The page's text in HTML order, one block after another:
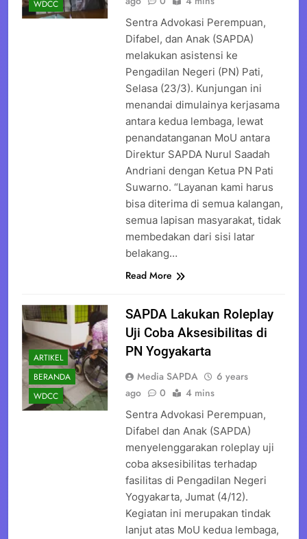
WDCC
Sentra Advokasi Perempuan,
Difabel, dan Anak (SAPDA)
melakukan asistensi ke
Pengadilan Negeri (PN) Pati,
Selasa (23/3). Kunjungan ini
menandai dimulainya kerjasama
antara kedua lembaga, lewat
penandatanganan MoU antara
Direktur SAPDA Nurul Saadah
Andriani dengan Ketua PN Pati
Suwarno. “Layanan kami harus
bisa diterima di semua kalangan,
semua lapisan masyarakat, tidak
membedakan dari sisi latar
belakang…
Read More
ARTIKEL
BERANDA
WDCC
SAPDA Lakukan Roleplay
Uji Coba Aksesibilitas di
PN Yogyakarta
Media SAPDA
6 years
ago
0 4 mins
Sentra Advokasi Perempuan,
Difabel dan Anak (SAPDA)
menyelenggarakan roleplay uji
coba aksesibilitas terhadap
fasilitas di Pengadilan Negeri
Yogyakarta, Jumat (4/12).
Kegiatan ini merupakan tindak
lanjut atas MoU kedua lembaga,